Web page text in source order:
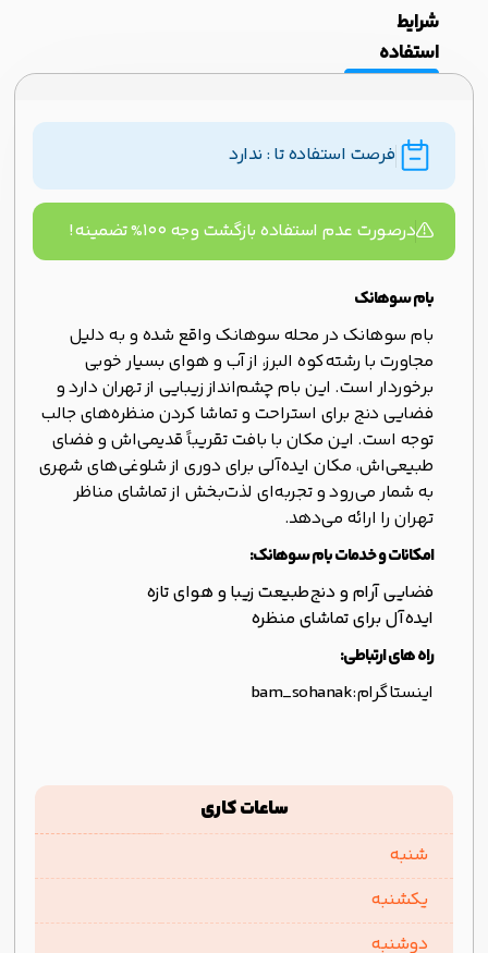
شرایط
استفاده
فرصت استفاده تا : ندارد
درصورت عدم استفاده بازگشت وجه ۱۰۰% تضمینه!
بام سوهانک
بام سوهانک در محله سوهانک واقع شده و به دلیل
مجاورت با رشته‌کوه البرز، از آب و هوای بسیار خوبی
برخوردار است. این بام چشم‌انداز زیبایی از تهران دارد و
فضایی دنج برای استراحت و تماشا کردن منظره‌های جالب
توجه‌ است. این مکان با بافت تقریباً قدیمی‌اش و فضای
طبیعی‌اش، مکان ایده‌آلی برای دوری از شلوغی‌های شهری
به شمار می‌رود و تجربه‌ای لذت‌بخش از تماشای مناظر
تهران را ارائه می‌دهد.
امکانات و خدمات بام سوهانک:
فضایی آرام و دنجطبیعت زیبا و هوای تازه
ایده‌آل برای تماشای منظره
راه های ارتباطی:
اینستاگرام:bam_sohanak
ساعات کاری
شنبه
یکشنبه
دوشنبه